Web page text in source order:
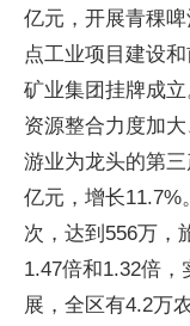
亿元，开展青稞
点工业项目建设
矿业集团挂牌成
资源整合力度加
游业为龙头的第
亿元，增长11.7%
次，达到556万，
1.47倍和1.32倍
展，全区有4.2万